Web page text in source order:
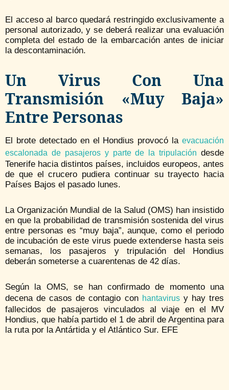
El acceso al barco quedará restringido exclusivamente a
personal autorizado, y se deberá realizar una evaluación
completa del estado de la embarcación antes de iniciar
la descontaminación.
Un Virus Con Una
Transmisión «muy Baja»
Entre Personas
El brote detectado en el Hondius provocó la evacuación
escalonada de pasajeros y parte de la tripulación desde
Tenerife hacia distintos países, incluidos europeos, antes
de que el crucero pudiera continuar su trayecto hacia
Países Bajos el pasado lunes.
La Organización Mundial de la Salud (OMS) han insistido
en que la probabilidad de transmisión sostenida del virus
entre personas es “muy baja”, aunque, como el periodo
de incubación de este virus puede extenderse hasta seis
semanas, los pasajeros y tripulación del Hondius
deberán someterse a cuarentenas de 42 días.
Según la OMS, se han confirmado de momento una
decena de casos de contagio con hantavirusy hay tres
fallecidos de pasajeros vinculados al viaje en el MV
Hondius, que había partido el 1 de abril de Argentina para
la ruta por la Antártida y el Atlántico Sur. EFE